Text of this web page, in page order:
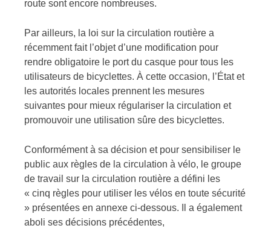
route sont encore nombreuses.
Par ailleurs, la loi sur la circulation routière a
récemment fait l’objet d’une modification pour
rendre obligatoire le port du casque pour tous les
utilisateurs de bicyclettes. À cette occasion, l’État et
les autorités locales prennent les mesures
suivantes pour mieux régulariser la circulation et
promouvoir une utilisation sûre des bicyclettes.
Conformément à sa décision et pour sensibiliser le
public aux règles de la circulation à vélo, le groupe
de travail sur la circulation routière a défini les
« cinq règles pour utiliser les vélos en toute sécurité
» présentées en annexe ci-dessous. Il a également
aboli ses décisions précédentes,